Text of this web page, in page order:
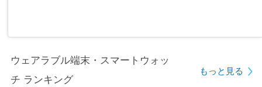
ウェアラブル端末・スマートウォッ
チ ランキング
もっと見る